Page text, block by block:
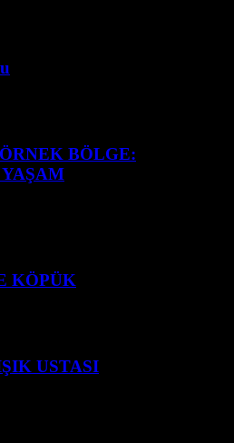
BÖLGE:
KÖPÜK
USTASI